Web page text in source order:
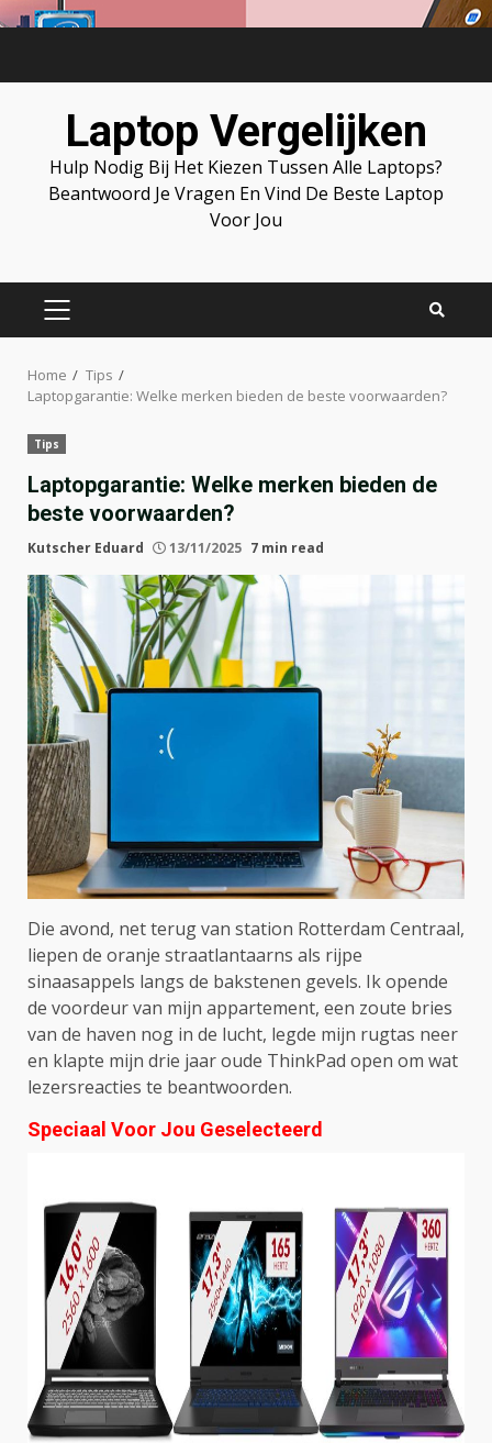
Laptop Vergelijken
Hulp Nodig Bij Het Kiezen Tussen Alle Laptops?
Beantwoord Je Vragen En Vind De Beste Laptop
Voor Jou
PRIMARY
Home
Tips
Laptopgarantie: Welke merken bieden de beste voorwaarden?
Tips
Laptopgarantie: Welke merken bieden de
beste voorwaarden?
Kutscher Eduard 13/11/2025 7 min read
Die avond, net terug van station Rotterdam Centraal,
liepen de oranje straatlantaarns als rijpe
sinaasappels langs de bakstenen gevels. Ik opende
de voordeur van mijn appartement, een zoute bries
van de haven nog in de lucht, legde mijn rugtas neer
en klapte mijn drie jaar oude ThinkPad open om wat
lezersreacties te beantwoorden.
Speciaal Voor Jou Geselecteerd